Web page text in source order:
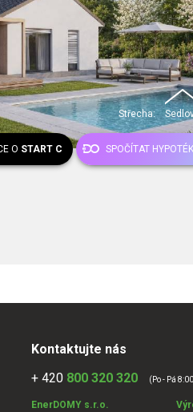
Střecha:
O START C SPOČÍTAT
Kontaktujte nás
+ 420 800 320 320 (Po - Pá
EnerDOMY s.r.o.